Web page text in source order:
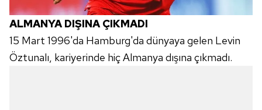
Metnimiziziyaret edebilirsiniz.
6698 sayılı Kişisel Verilerin Korunması Kanunu uyarınca
hazırlanmış Aydınlatma Metnimizi okumak ve sitemizde
ilgili mevzuata uygun olarak kullanılan çerezlerle ilgili bilgi
ALMANYA DIŞINA ÇIKMADI
15 Mart 1996'da Hamburg'da dünyaya gelen Levin
Öztunalı, kariyerinde hiç Almanya dışına çıkmadı.